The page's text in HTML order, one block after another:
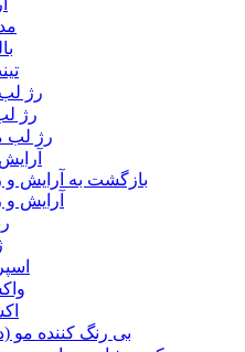
رژ
رژ
رژ لب
بازگشت به آرایش و
آرایش و
بی رنگ کننده مو